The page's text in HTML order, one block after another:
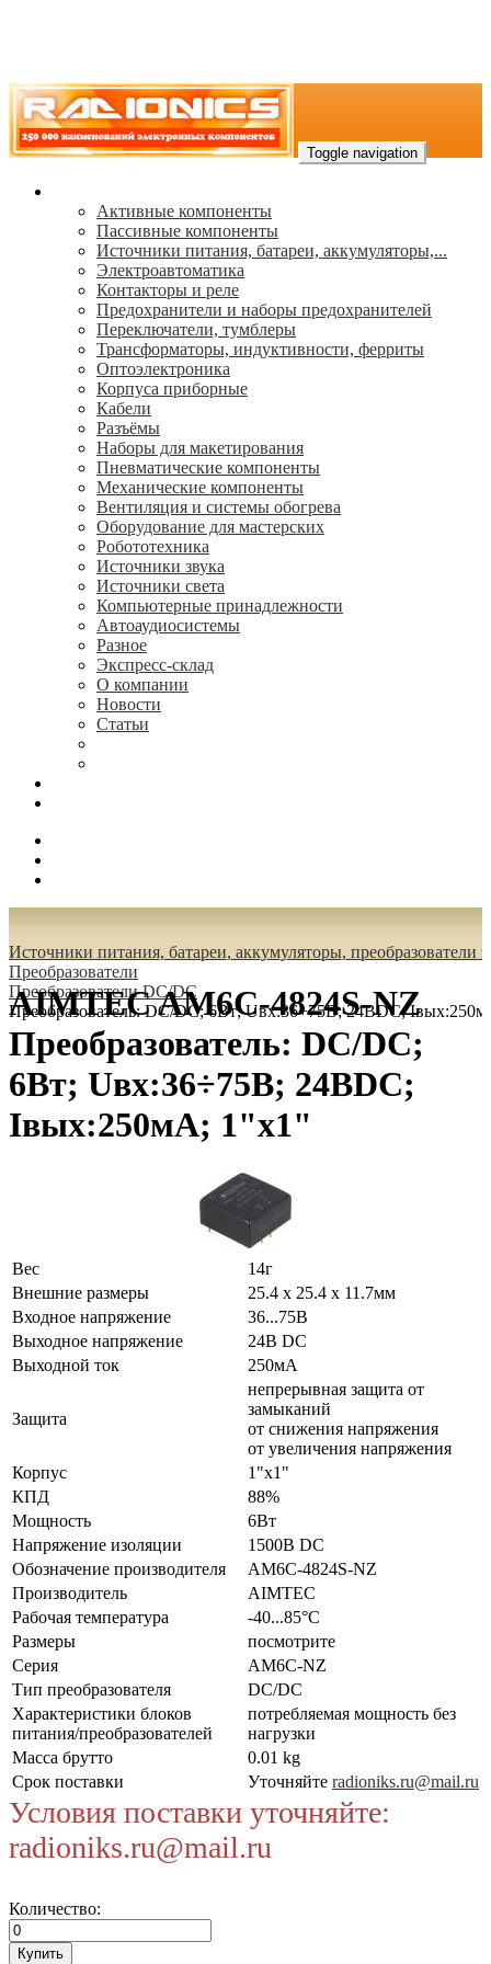
Toggle navigation
Активные компоненты
Пассивные компоненты
Источники питания, батареи, аккумуляторы,...
Электроавтоматика
Контакторы и реле
Предохранители и наборы предохранителей
Переключатели, тумблеры
Трансформаторы, индуктивности, ферриты
Oптоэлектроника
Корпуса приборные
Кабели
Разъёмы
Наборы для макетирования
Пневматические компоненты
Механические компоненты
Вентиляция и системы обогрева
Оборудование для мастерских
Робототехника
Источники звука
Источники света
Компьютерные принадлежности
Автоаудиосистемы
Разное
Экспресс-склад
О компании
Новости
Статьи
Источники питания, батареи, аккумуляторы, преобразователи
Преобразователи
Преобразователи DC/DC
Преобразователь: DC/DC; 6Вт; Uвх:36÷75В; 24ВDC;
AIMTEC AM6C-4824S-NZ
Преобразователь: DC/DC;
6Вт; Uвх:36÷75В; 24ВDC;
Iвых:250мА; 1"x1"
Вес
14г
Внешние размеры
25.4 x 25.4 x 11.7мм
Входное напряжение
36...75В
Выходное напряжение
24В DC
Выходной ток
250мА
Защита
непрерывная защита от
замыканий
от снижения напряжения
от увеличения напряжения
Корпус
1"x1"
КПД
88%
Мощность
6Вт
Напряжение изоляции
1500В DC
Обозначение производителя
AM6C-4824S-NZ
Производитель
AIMTEC
Рабочая температура
-40...85°C
Размеры
посмотрите
Серия
AM6C-NZ
Тип преобразователя
DC/DC
Характеристики блоков
питания/преобразователей
потребляемая мощность без
нагрузки
Масса брутто
0.01 kg
Срок поставки
Уточняйте radioniks.ru@mail.ru
Условия поставки уточняйте:
radioniks.ru@mail.ru
Количество: